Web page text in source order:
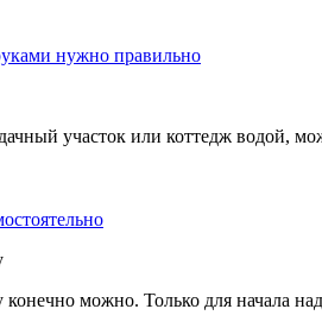
нужно правильно
участок или коттедж водой,
можно. Только для начала